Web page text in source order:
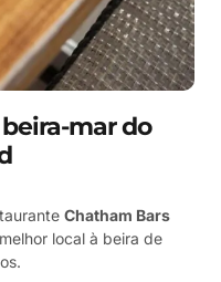
mar do
Chatham Bars
local à beira de